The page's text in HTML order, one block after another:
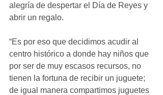
alegría de despertar el Día de Reyes y
abrir un regalo.
“Es por eso que decidimos acudir al
centro histórico a donde hay niños que
por ser de muy escasos recursos, no
tienen la fortuna de recibir un juguete;
de igual manera compartimos juguetes